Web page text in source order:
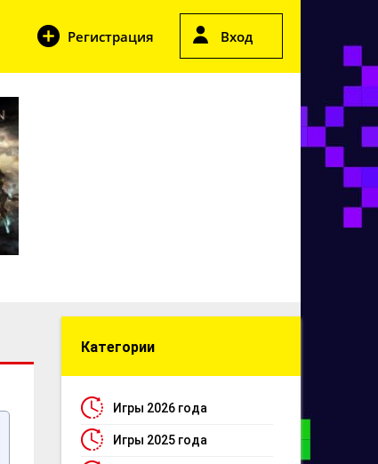
Регистрация Вход
Категории
Игры 2026 года
Игры 2025 года